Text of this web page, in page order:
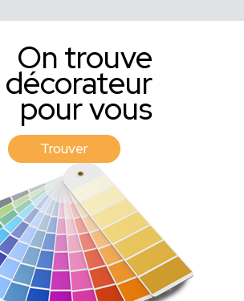
On trouve
décorateur
pour vous
Trouver